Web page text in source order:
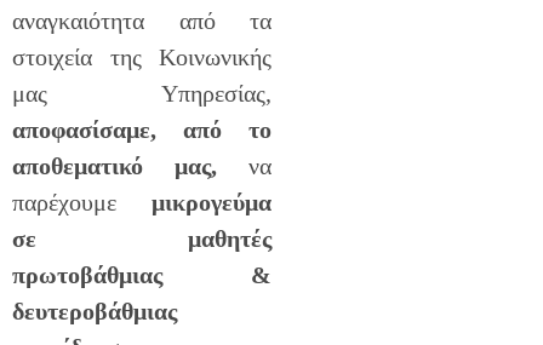
αναγκαιότητα από τα
στοιχεία της Κοινωνικής
μας Υπηρεσίας,
αποφασίσαμε, από το
αποθεματικό μας, να
παρέχουμε μικρογεύμα
σε μαθητές
πρωτοβάθμιας &
δευτεροβάθμιας